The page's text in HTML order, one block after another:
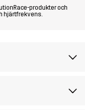
produkter och
hjärtfrekvens.